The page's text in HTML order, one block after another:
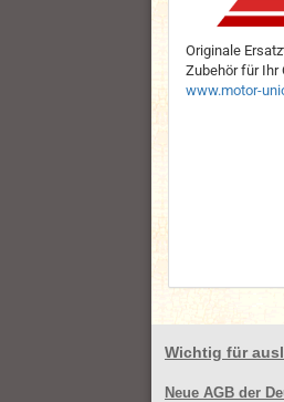
Originale
Zubehör für Ihr
www.motor-
Wichtig für
Neue AGB der